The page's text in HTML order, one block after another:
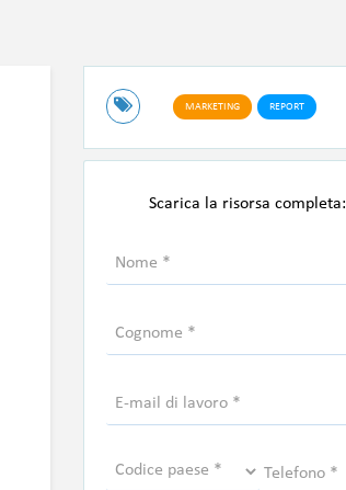
MARKETING REPORT
Scarica la risorsa completa: